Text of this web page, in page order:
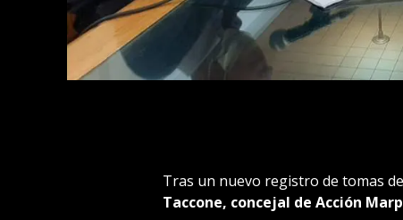
Tras un nuevo registro de tomas
Taccone, concejal de Acción